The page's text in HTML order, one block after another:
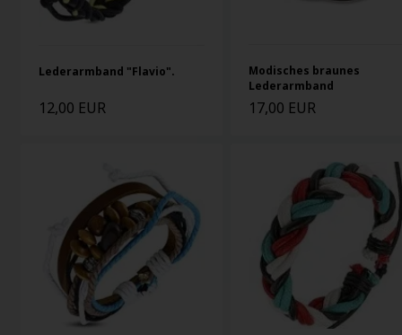
Lederarmband "Flavio".
12,00 EUR
Modisches braunes
Lederarmband
17,00 EUR